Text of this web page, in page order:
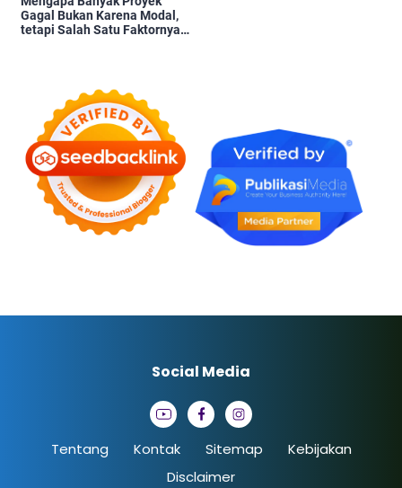
Gagal Bukan Karena Modal,
tetapi Salah Satu Faktornya
Tentang Kontak Sitemap
Kebijakan
Disclaimer
Social Media